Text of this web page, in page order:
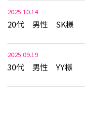
2025.10.14
20代 男性 SK様
2025.09.19
30代 男性 YY様